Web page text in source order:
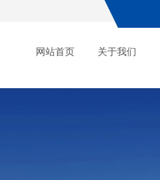
网站首页 关于我们